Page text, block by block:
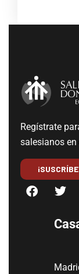
Regístrate
salesianos en